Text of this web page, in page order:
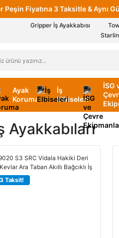
Peşin Fiyatına 3 Taksitle & Aynı
Gripper İş Ayakkabısı
Ayak
Koruma
İş
Elbiseleri
İSG
Ayakkabıları
Taksit!